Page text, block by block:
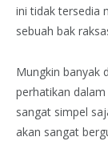
ini tidak tersedia
sebuah bak
Mungkin banyak
perhatikan
sangat simpel
akan sangat